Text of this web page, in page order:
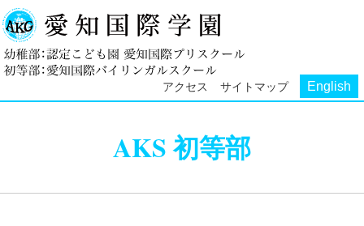
アクセス サイトマップ English
AKS 初等部